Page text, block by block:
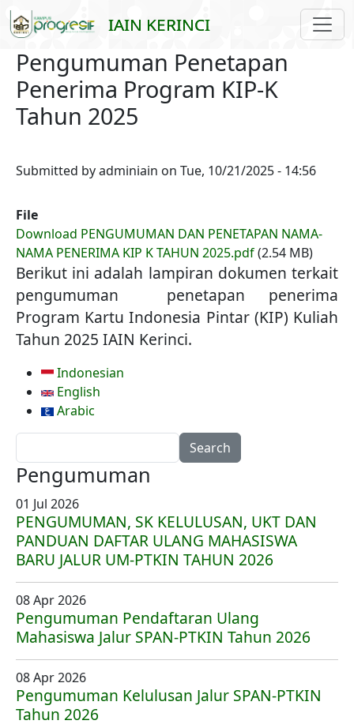
Skip to main content
IAIN KERINCI
Pengumuman Penetapan
Penerima Program KIP-K
Tahun 2025
Submitted byadminiain on Tue, 10/21/2025 - 14:56
File
Download PENGUMUMAN DAN PENETAPAN NAMA-
NAMA PENERIMA KIP K TAHUN 2025.pdf(2.54 MB)
Berikut ini adalah lampiran dokumen terkait
pengumuman penetapan penerima
Program Kartu Indonesia Pintar (KIP) Kuliah
Tahun 2025 IAIN Kerinci.
Indonesian
English
Arabic
Pengumuman
01 Jul 2026
PENGUMUMAN, SK KELULUSAN, UKT DAN
PANDUAN DAFTAR ULANG MAHASISWA
BARU JALUR UM-PTKIN TAHUN 2026
08 Apr 2026
Pengumuman Pendaftaran Ulang
Mahasiswa Jalur SPAN-PTKIN Tahun 2026
08 Apr 2026
Pengumuman Kelulusan Jalur SPAN-PTKIN
Tahun 2026